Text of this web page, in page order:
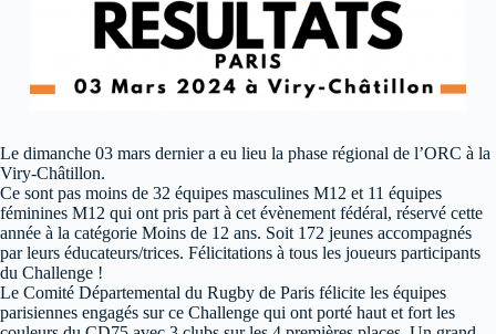
Le dimanche 03 mars dernier a eu lieu la phase régional de l’ORC à la
Viry-Châtillon.
Ce sont pas moins de 32 équipes masculines M12 et 11 équipes
féminines M12 qui ont pris part à cet évènement fédéral, réservé cette
année à la catégorie Moins de 12 ans. Soit 172 jeunes accompagnés
par leurs éducateurs/trices. Félicitations à tous les joueurs participants
du Challenge !
Le Comité Départemental du Rugby de Paris félicite les équipes
parisiennes engagés sur ce Challenge qui ont porté haut et fort les